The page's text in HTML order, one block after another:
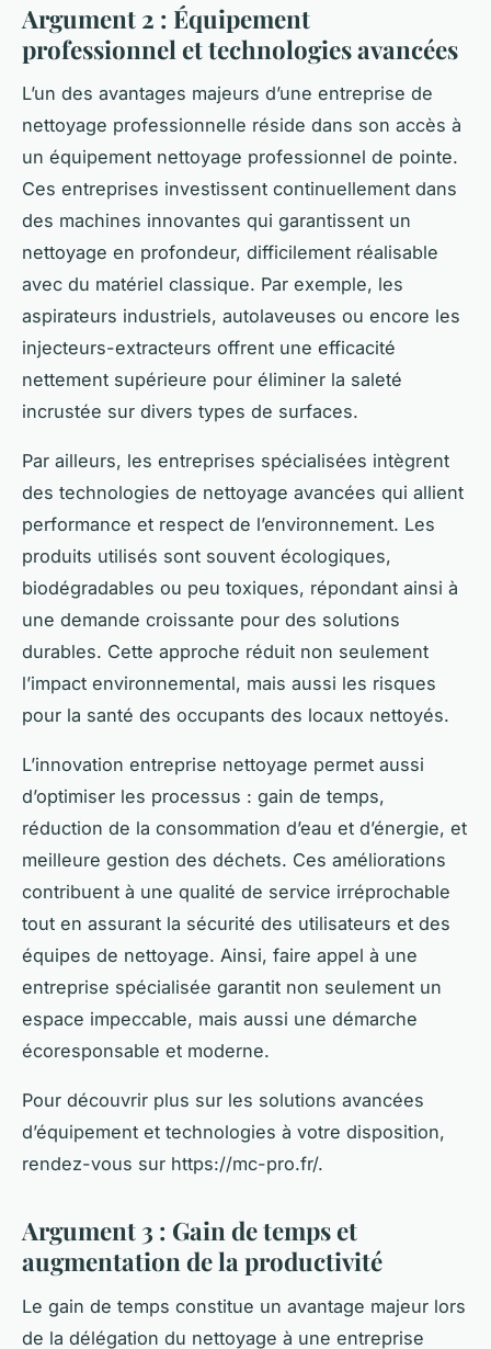
Argument 2 : Équipement
professionnel et technologies avancées
L’un des avantages majeurs d’une entreprise de
nettoyage professionnelle réside dans son accès à
un équipement nettoyage professionnel de pointe.
Ces entreprises investissent continuellement dans
des machines innovantes qui garantissent un
nettoyage en profondeur, difficilement réalisable
avec du matériel classique. Par exemple, les
aspirateurs industriels, autolaveuses ou encore les
injecteurs-extracteurs offrent une efficacité
nettement supérieure pour éliminer la saleté
incrustée sur divers types de surfaces.
Par ailleurs, les entreprises spécialisées intègrent
des technologies de nettoyage avancées qui allient
performance et respect de l’environnement. Les
produits utilisés sont souvent écologiques,
biodégradables ou peu toxiques, répondant ainsi à
une demande croissante pour des solutions
durables. Cette approche réduit non seulement
l’impact environnemental, mais aussi les risques
pour la santé des occupants des locaux nettoyés.
L’innovation entreprise nettoyage permet aussi
d’optimiser les processus : gain de temps,
réduction de la consommation d’eau et d’énergie, et
meilleure gestion des déchets. Ces améliorations
contribuent à une qualité de service irréprochable
tout en assurant la sécurité des utilisateurs et des
équipes de nettoyage. Ainsi, faire appel à une
entreprise spécialisée garantit non seulement un
espace impeccable, mais aussi une démarche
écoresponsable et moderne.
Pour découvrir plus sur les solutions avancées
d’équipement et technologies à votre disposition,
rendez-vous sur https://mc-pro.fr/.
Argument 3 : Gain de temps et
augmentation de la productivité
Le gain de temps constitue un avantage majeur lors
de la délégation du nettoyage à une entreprise